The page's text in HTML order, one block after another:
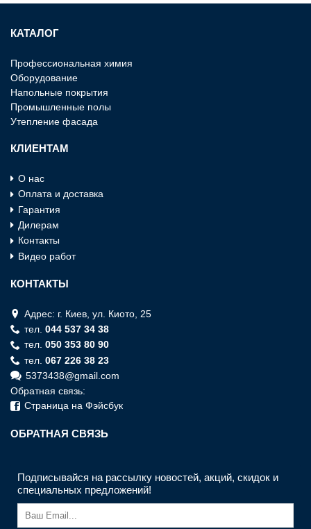
КАТАЛОГ
Профессиональная химия
Оборудование
Напольные покрытия
Промышленные полы
Утепление фасада
КЛИЕНТАМ
О нас
Оплата и доставка
Гарантия
Дилерам
Контакты
Видео работ
КОНТАКТЫ
Адрес: г. Киев, ул. Киото, 25
тел. 044 537 34 38
тел. 050 353 80 90
тел. 067 226 38 23
5373438@gmail.com
Обратная связь:
Страница на Фэйсбук
ОБРАТНАЯ СВЯЗЬ
Подписывайся на рассылку новостей, акций, скидок и
специальных предложений!